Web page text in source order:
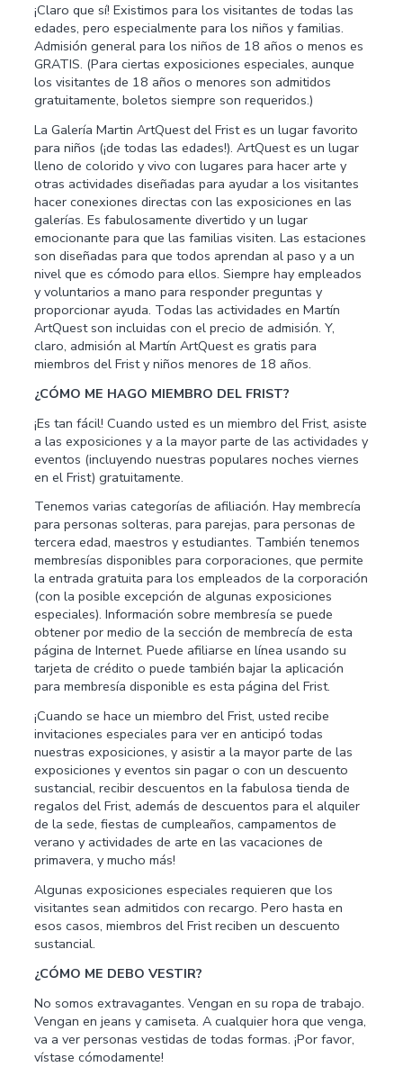
¡Claro que sí! Existimos para los visitantes de todas las
edades, pero especialmente para los niños y familias.
Admisión general para los niños de 18 años o menos es
GRATIS. (Para ciertas exposiciones especiales, aunque
los visitantes de 18 años o menores son admitidos
gratuitamente, boletos siempre son requeridos.)
La Galería Martin ArtQuest del Frist es un lugar favorito
para niños (¡de todas las edades!). ArtQuest es un lugar
lleno de colorido y vivo con lugares para hacer arte y
otras actividades diseñadas para ayudar a los visitantes
hacer conexiones directas con las exposiciones en las
galerías. Es fabulosamente divertido y un lugar
emocionante para que las familias visiten. Las estaciones
son diseñadas para que todos aprendan al paso y a un
nivel que es cómodo para ellos. Siempre hay empleados
y voluntarios a mano para responder preguntas y
proporcionar ayuda. Todas las actividades en Martín
ArtQuest son incluidas con el precio de admisión. Y,
claro, admisión al Martín ArtQuest es gratis para
miembros del Frist y niños menores de 18 años.
¿CÓMO ME HAGO MIEMBRO DEL FRIST?
¡Es tan fácil! Cuando usted es un miembro del Frist, asiste
a las exposiciones y a la mayor parte de las actividades y
eventos (incluyendo nuestras populares noches viernes
en el Frist) gratuitamente.
Tenemos varias categorías de afiliación. Hay membrecía
para personas solteras, para parejas, para personas de
tercera edad, maestros y estudiantes. También tenemos
membresías disponibles para corporaciones, que permite
la entrada gratuita para los empleados de la corporación
(con la posible excepción de algunas exposiciones
especiales). Información sobre membresía se puede
obtener por medio de la sección de membrecía de esta
página de Internet. Puede afiliarse en línea usando su
tarjeta de crédito o puede también bajar la aplicación
para membresía disponible es esta página del Frist.
¡Cuando se hace un miembro del Frist, usted recibe
invitaciones especiales para ver en anticipó todas
nuestras exposiciones, y asistir a la mayor parte de las
exposiciones y eventos sin pagar o con un descuento
sustancial, recibir descuentos en la fabulosa tienda de
regalos del Frist, además de descuentos para el alquiler
de la sede, fiestas de cumpleaños, campamentos de
verano y actividades de arte en las vacaciones de
primavera, y mucho más!
Algunas exposiciones especiales requieren que los
visitantes sean admitidos con recargo. Pero hasta en
esos casos, miembros del Frist reciben un descuento
sustancial.
¿CÓMO ME DEBO VESTIR?
No somos extravagantes. Vengan en su ropa de trabajo.
Vengan en jeans y camiseta. A cualquier hora que venga,
va a ver personas vestidas de todas formas. ¡Por favor,
vístase cómodamente!